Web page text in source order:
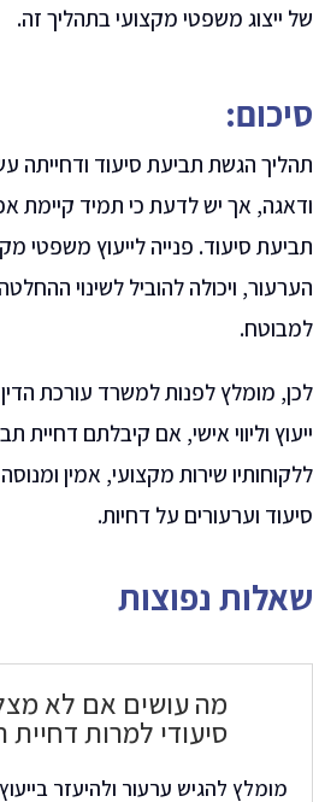
של ייצוג משפטי מקצועי בתהליך זה.
סיכום:
תהליך הגשת תביעת סיעוד ודחייתה
ודאגה, אך יש לדעת כי תמיד קיימת
תביעת סיעוד. פנייה לייעוץ משפטי
הערעור, ויכולה להוביל לשינוי
למבוטח.
לכן, מומלץ לפנות למשרד עורכת
ייעוץ וליווי אישי, אם קיבלתם
ללקוחותיו שירות מקצועי, אמין
סיעוד וערעורים על דחיות.
שאלות נפוצות
מה עושים אם לא
סיעודי למרות
מומלץ להגיש ערעור ולהיעזר